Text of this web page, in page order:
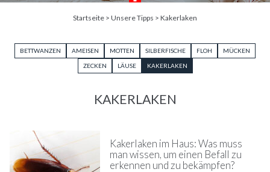
Startseite > Unsere Tipps > Kakerlaken
BETTWANZEN AMEISEN MOTTEN SILBERFISCHE FLOH MÜCKEN
ZECKEN LÄUSE KAKERLAKEN
KAKERLAKEN
Kakerlaken im Haus: Was muss
man wissen, um einen Befall zu
erkennen und zu bekämpfen?